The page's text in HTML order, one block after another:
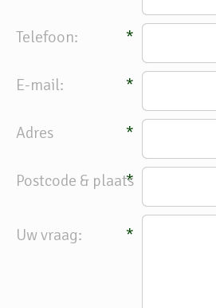
*
Telefoon:
E-mail: *
*
Adres
*
Postcode & plaats
Uw vraag: *